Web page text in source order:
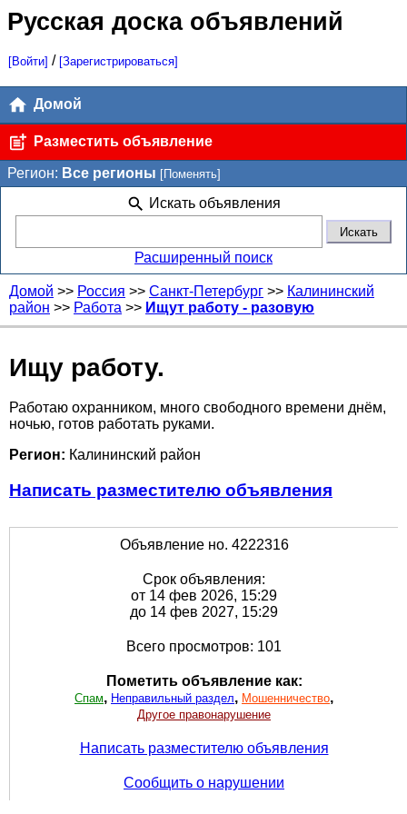
Русская доска объявлений
[Войти] / [Зарегистрироваться]
Домой
Разместить объявление
Регион: Все регионы [Поменять]
Искать объявления
Расширенный поиск
Домой >> Россия >> Санкт-Петербург >> Калининский
район >> Работа >> Ищут работу - разовую
Ищу работу.
Работаю охранником, много свободного времени днём,
ночью, готов работать руками.
Регион: Калининский район
Написать разместителю объявления
Объявление но. 4222316
Срок объявления:
от 14 фев 2026, 15:29
до 14 фев 2027, 15:29
Всего просмотров: 101
Пометить объявление как:
Спам, Неправильный раздел, Мошенничество,
Другое правонарушение
Написать разместителю объявления
Сообщить о нарушении